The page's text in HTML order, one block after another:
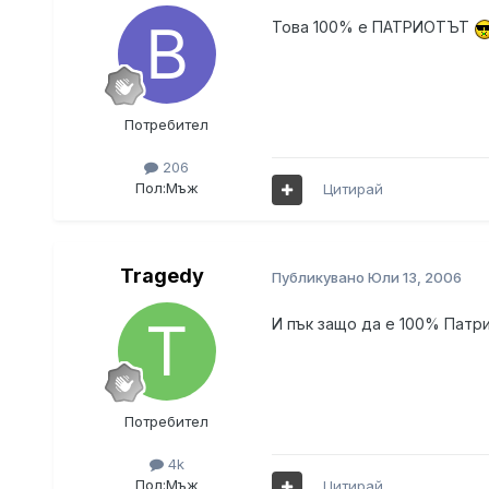
Потребител
206
Пол:Мъж
Това 100% е ПАТРИОТЪТ
Цитирай
Tragedy
Потребител
4k
Пол:Мъж
Публикувано Юли 13, 2006
И пък защо да е 100%